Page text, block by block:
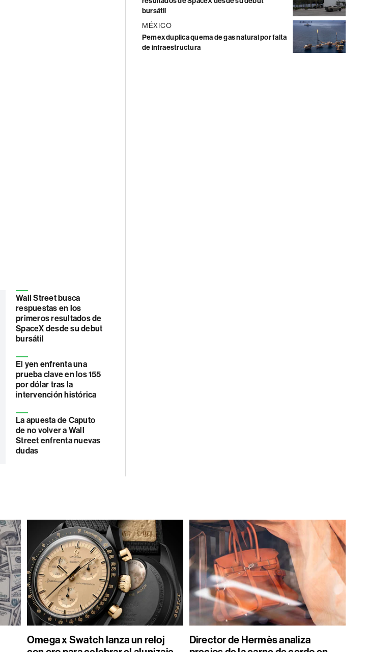
Wall Street busca
respuestas en los
primeros resultados de
SpaceX desde su debut
bursátil
El yen enfrenta una
prueba clave en los 155
por dólar tras la
intervención histórica
La apuesta de Caputo
de no volver a Wall
Street enfrenta nuevas
dudas
bursátil
MÉXICO
Pemex duplica quema de gas natural por falta
de infraestructura
Omega x Swatch lanza un reloj
Director de Hermès analiza